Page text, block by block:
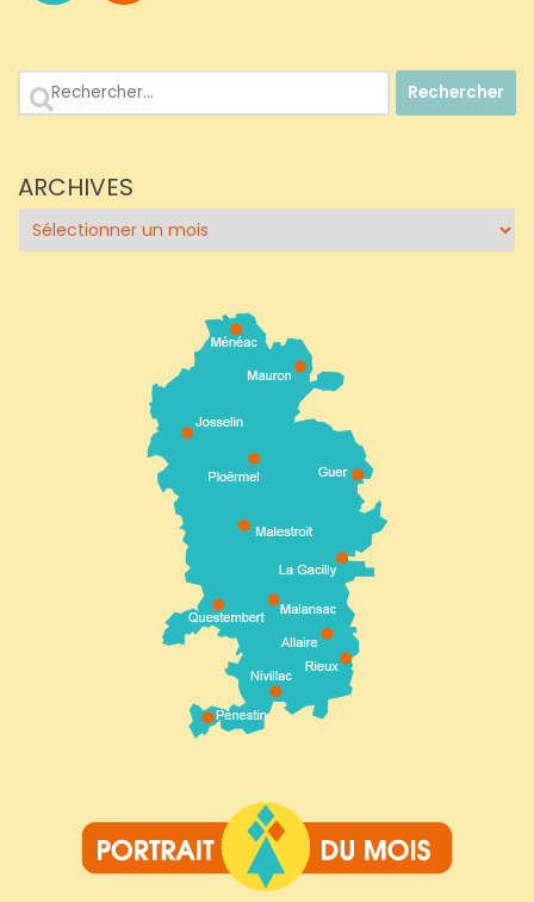
Rechercher :
ARCHIVES
Archives